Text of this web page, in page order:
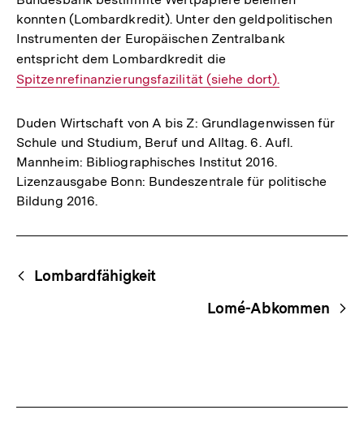
konnten (Lombardkredit). Unter den geldpolitischen
Instrumenten der Europäischen Zentralbank
entspricht dem Lombardkredit die
Link:
Spitzenrefinanzierungsfazilität (siehe dort).
Duden Wirtschaft von A bis Z: Grundlagenwissen für
Schule und Studium, Beruf und Alltag. 6. Aufl.
Mannheim: Bibliographisches Institut 2016.
Lizenzausgabe Bonn: Bundeszentrale für politische
Bildung 2016.
Begriffsnavigation
Content-
Navigation
Lombardfähigkeit
Lomé-Abkommen